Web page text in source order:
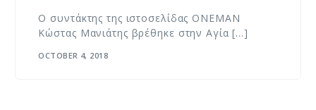
Ο συντάκτης της ιστοσελίδας ONEMAN
Κώστας Μανιάτης βρέθηκε στην Αγία […]
OCTOBER 4, 2018